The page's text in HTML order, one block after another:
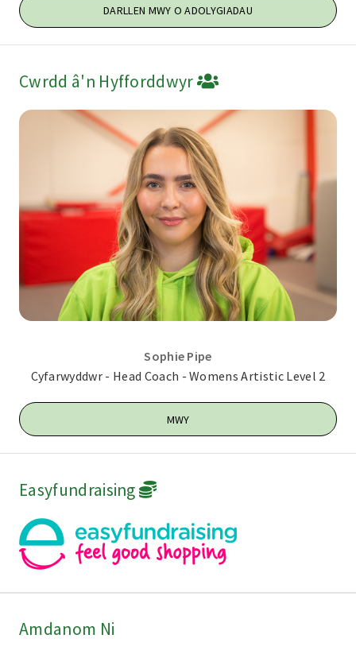
DARLLEN MWY O ADOLYGIADAU
Cwrdd â'n Hyfforddwyr
Sophie Pipe
Cyfarwyddwr - Head Coach - Womens Artistic Level 2
MWY
Easyfundraising
Amdanom Ni